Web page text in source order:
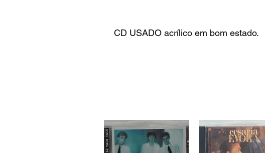
CD USADO acrílico em bom estado.